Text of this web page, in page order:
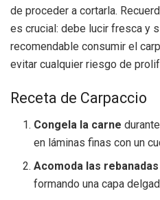
de proceder a cortarla.
es crucial: debe lucir fresca y
recomendable consumir el
evitar cualquier riesgo de
Receta de Carpaccio
Congela la carne
en láminas finas con un
Acomoda las rebanadas
formando una capa